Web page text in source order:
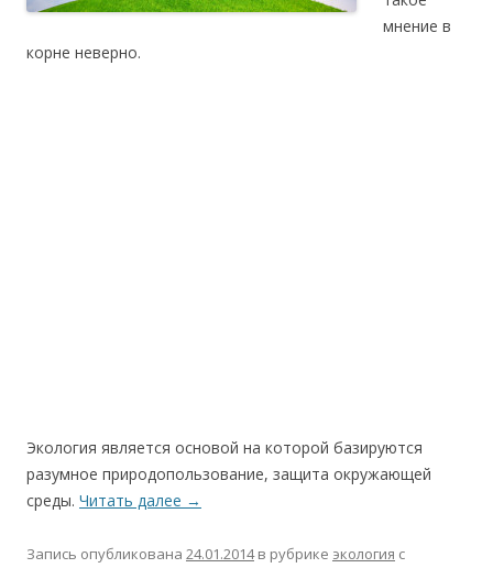
мнение в
корне неверно.
Экология является основой на которой базируются
разумное природопользование, защита окружающей
среды. Читать далее →
Запись опубликована 24.01.2014в рубрике экология с